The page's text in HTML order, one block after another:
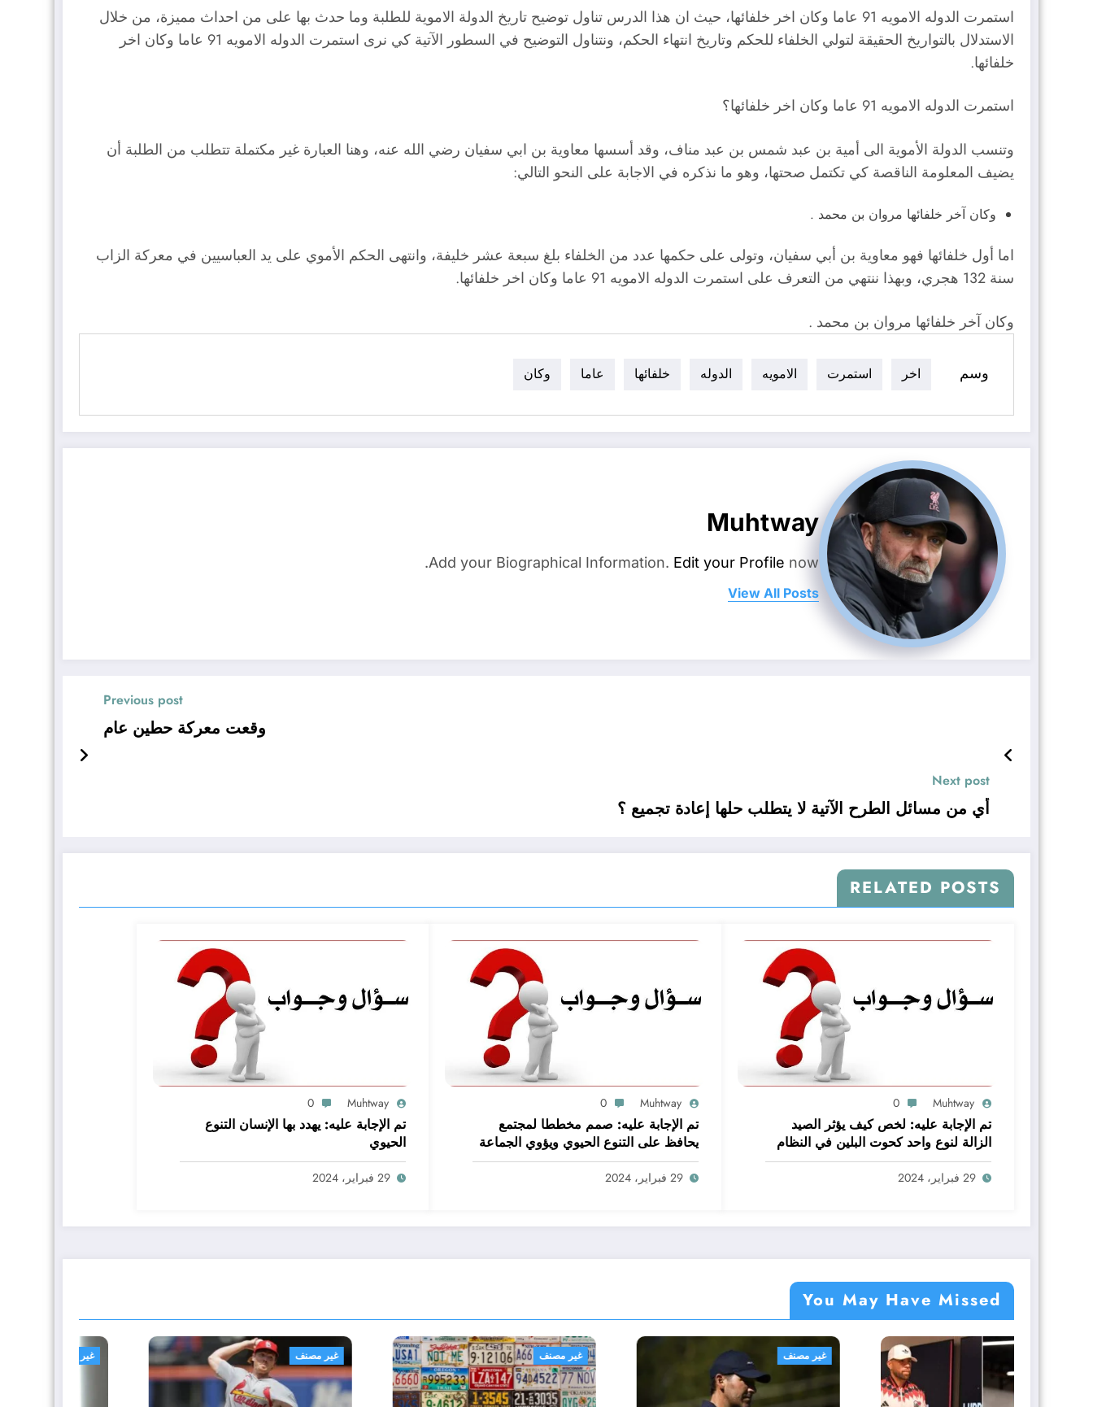
استمرت الدوله الامويه 91 عاما وكان اخر خلفائها، حيث ان هذا الدرس تناول توضيح تاريخ الدولة الاموية للطلبة وما حدث بها على من احداث مميزة، من خلال
الاستدلال بالتواريخ الحقيقة لتولي الخلفاء للحكم وتاريخ انتهاء الحكم، ونتناول التوضيح في السطور الآتية كي نرى استمرت الدوله الامويه 91 عاما وكان اخر
خلفائها.
استمرت الدوله الامويه 91 عاما وكان اخر خلفائها؟
وتنسب الدولة الأموية الى أمية بن عبد شمس بن عبد مناف، وقد أسسها معاوية بن ابي سفيان رضي الله عنه، وهنا العبارة غير مكتملة تتطلب من الطلبة أن
يضيف المعلومة الناقصة كي تكتمل صحتها، وهو ما نذكره في الاجابة على النحو التالي:
وكان آخر خلفائها مروان بن محمد .
اما أول خلفائها فهو معاوية بن أبي سفيان، وتولى على حكمها عدد من الخلفاء بلغ سبعة عشر خليفة، وانتهى الحكم الأموي على يد العباسيين في معركة الزاب
سنة 132 هجري، وبهذا ننتهي من التعرف على استمرت الدوله الامويه 91 عاما وكان اخر خلفائها.
وكان آخر خلفائها مروان بن محمد .
وسم اخر استمرت الامويه الدوله خلفائها عاما وكان
Muhtway
Add your Biographical Information. Edit your Profile now.
View All Posts
Previous post
وقعت معركة حطين عام
Next post
أي من مسائل الطرح الآتية لا يتطلب حلها إعادة تجميع ؟
RELATED POSTS
Muhtway
0
تم الإجابة عليه: لخص كيف يؤثر الصيد
الزالة لنوع واحد كحوت البلين في النظام
البيئي baleen whale كاملا
29 فبراير، 2024
Muhtway
0
تم الإجابة عليه: صمم مخططا لمجتمع
يحافظ على التنوع الحيوي ويؤوي الجماعة
البشرية. اعمل ضمن مجموعات صغيرة
لتحقيق هذه المهمة
29 فبراير، 2024
Muhtway
0
تم الإجابة عليه: يهدد بها الإنسان التنوع
الحيوي
29 فبراير، 2024
You May Have Missed
غير مصنف غير مصنف غير مصنف